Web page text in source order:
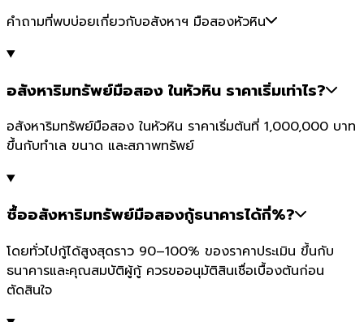
คำถามที่พบบ่อยเกี่ยวกับอสังหาฯ มือสองหัวหิน
อสังหาริมทรัพย์มือสอง ในหัวหิน ราคาเริ่มเท่าไร?
อสังหาริมทรัพย์มือสอง ในหัวหิน ราคาเริ่มต้นที่ 1,000,000 บาท
ขึ้นกับทำเล ขนาด และสภาพทรัพย์
ซื้ออสังหาริมทรัพย์มือสองกู้ธนาคารได้กี่%?
โดยทั่วไปกู้ได้สูงสุดราว 90–100% ของราคาประเมิน ขึ้นกับ
ธนาคารและคุณสมบัติผู้กู้ ควรขออนุมัติสินเชื่อเบื้องต้นก่อน
ตัดสินใจ